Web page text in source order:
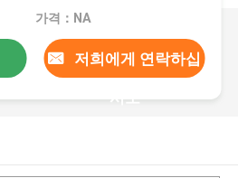
가격：NA
저희에게 연락하십
시오